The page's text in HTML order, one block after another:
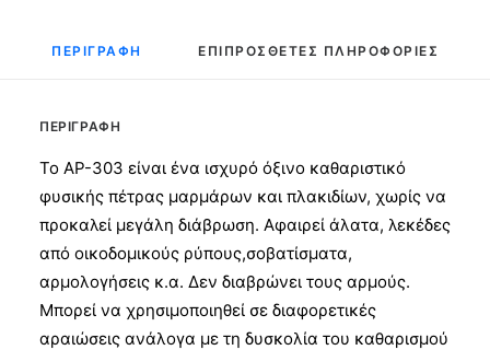
ΠΕΡΙΓΡΑΦΉ ΕΠΙΠΡΌΣΘΕΤΕΣ ΠΛΗΡΟΦΟΡΊΕΣ
ΠΕΡΙΓΡΑΦΉ
Το AP-303 είναι ένα ισχυρό όξινο καθαριστικό
φυσικής πέτρας μαρμάρων και πλακιδίων, χωρίς να
προκαλεί μεγάλη διάβρωση. Αφαιρεί άλατα, λεκέδες
από οικοδομικούς ρύπους,σοβατίσματα,
αρμολογήσεις κ.α. Δεν διαβρώνει τους αρμούς.
Μπορεί να χρησιμοποιηθεί σε διαφορετικές
αραιώσεις ανάλογα με τη δυσκολία του καθαρισμού